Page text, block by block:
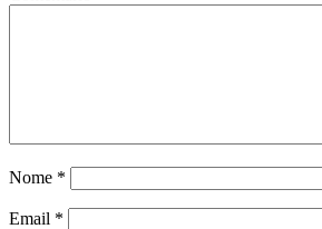
Nome *
Email *